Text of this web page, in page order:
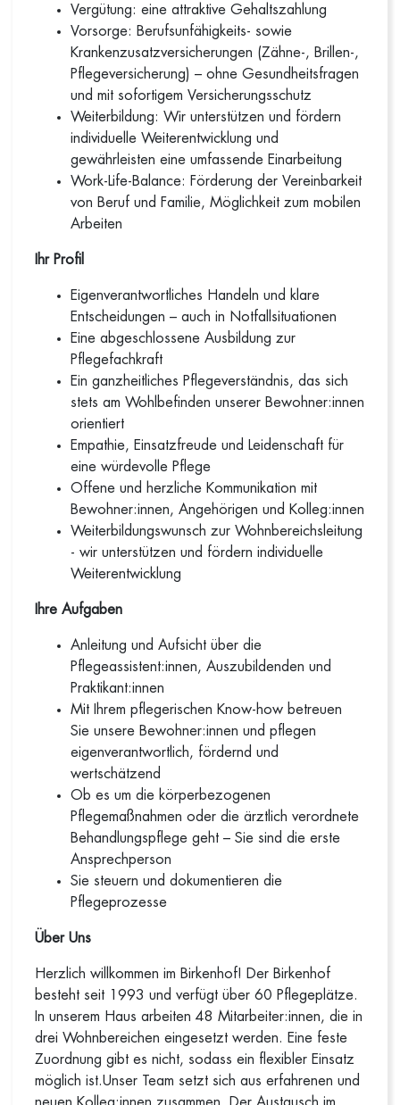
Vergütung: eine attraktive Gehaltszahlung
Vorsorge: Berufsunfähigkeits- sowie
Krankenzusatzversicherungen (Zähne-, Brillen-,
Pflegeversicherung) – ohne Gesundheitsfragen
und mit sofortigem Versicherungsschutz
Weiterbildung: Wir unterstützen und fördern
individuelle Weiterentwicklung und
gewährleisten eine umfassende Einarbeitung
Work-Life-Balance: Förderung der Vereinbarkeit
von Beruf und Familie, Möglichkeit zum mobilen
Arbeiten
Ihr Profil
Eigenverantwortliches Handeln und klare
Entscheidungen – auch in Notfallsituationen
Eine abgeschlossene Ausbildung zur
Pflegefachkraft
Ein ganzheitliches Pflegeverständnis, das sich
stets am Wohlbefinden unserer Bewohner:innen
orientiert
Empathie, Einsatzfreude und Leidenschaft für
eine würdevolle Pflege
Offene und herzliche Kommunikation mit
Bewohner:innen, Angehörigen und Kolleg:innen
Weiterbildungswunsch zur Wohnbereichsleitung
- wir unterstützen und fördern individuelle
Weiterentwicklung
Ihre Aufgaben
Anleitung und Aufsicht über die
Pflegeassistent:innen, Auszubildenden und
Praktikant:innen
Mit Ihrem pflegerischen Know-how betreuen
Sie unsere Bewohner:innen und pflegen
eigenverantwortlich, fördernd und
wertschätzend
Ob es um die körperbezogenen
Pflegemaßnahmen oder die ärztlich verordnete
Behandlungspflege geht – Sie sind die erste
Ansprechperson
Sie steuern und dokumentieren die
Pflegeprozesse
Über Uns
Herzlich willkommen im Birkenhof! Der Birkenhof
besteht seit 1993 und verfügt über 60 Pflegeplätze.
In unserem Haus arbeiten 48 Mitarbeiter:innen, die in
drei Wohnbereichen eingesetzt werden. Eine feste
Zuordnung gibt es nicht, sodass ein flexibler Einsatz
möglich ist.Unser Team setzt sich aus erfahrenen und